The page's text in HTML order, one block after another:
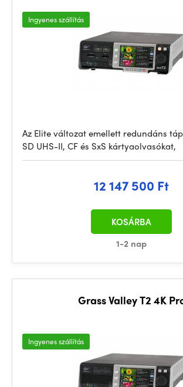
Ingyenes szállítás
Az Elite változat emellett redundáns
SD UHS-II, CF és SxS kártyaolvasókat,
12 147 500 Ft
1-2 nap
KOSÁRBA
Grass Valley T2 4K
Ingyenes szállítás